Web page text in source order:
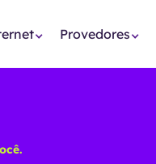
Provedores